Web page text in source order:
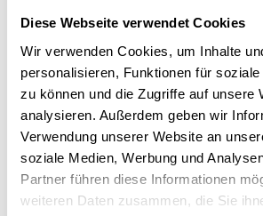
Diese Webseite verwendet Cookies
Wir verwenden Cookies, um Inhalte
personalisieren, Funktionen für
zu können und die Zugriffe auf unsere
analysieren. Außerdem geben wir
Verwendung unserer Website an
soziale Medien, Werbung und
Partner führen diese Informationen
weiteren Daten zusammen, die Sie
Metalgaragen stellen eine alternative
Mauerwerk und Stahlgaragen aus
Angebot für Menschen, die die Ästhetik
die Einfachheit und schnelle Montage zu
Fertiggarage ist mit einem Schwingtor im
hergestellt und je nach Option kann mit
Dachrinnen, Motorantrieb ausgestattet
werden aus entsprechend profilierten
hergestellt, die durch Clinchen verbunden
Clinchtechnologie ist ein innovativer
mechanischen Kaltfoliensfügens. Es bietet
Verbindung von Elementen, ohne negative